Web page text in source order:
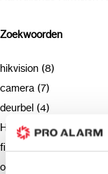
Zoekwoorden
hikvision (8)
camera (7)
deurbel (4)
Hikvision (3)
firmware (3)
opnemen (2)